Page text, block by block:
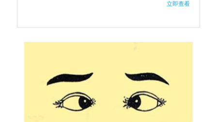
立即查看